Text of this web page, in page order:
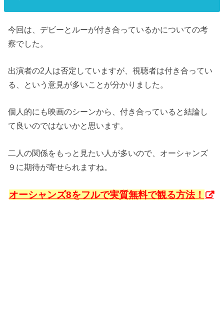
今回は、デビーとルーが付き合っているかについての考
察でした。
出演者の2人は否定していますが、視聴者は付き合ってい
る、という意見が多いことが分かりました。
個人的にも映画のシーンから、付き合っていると結論し
て良いのではないかと思います。
二人の関係をもっと見たい人が多いので、オーシャンズ
９に期待が寄せられますね。
オーシャンズ8をフルで実質無料で観る方法！